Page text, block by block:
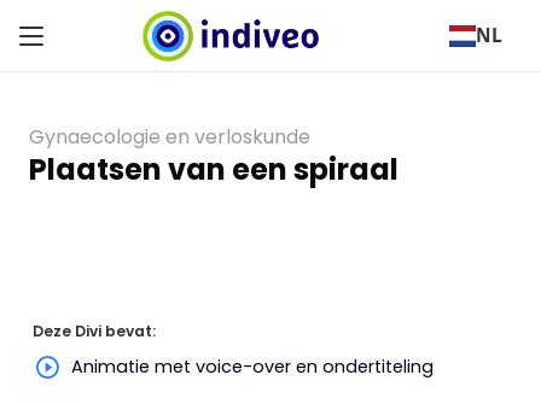
NL
Gynaecologie en verloskunde
Plaatsen van een spiraal
Deze Divi bevat:
Animatie met voice-over en ondertiteling